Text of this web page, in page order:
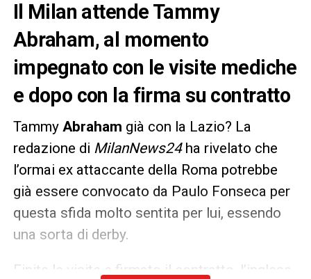
Il Milan attende Tammy
Abraham, al momento
impegnato con le visite mediche
e dopo con la firma su contratto
Tammy Abraham già con la Lazio? La
redazione di MilanNews24ha rivelato che
l’ormai ex attaccante della Roma potrebbe
già essere convocato da Paulo Fonseca per
questa sfida molto sentita per lui, essendo
una sorta di derby.
Finite le visite e firmato il contratto, l’inglese